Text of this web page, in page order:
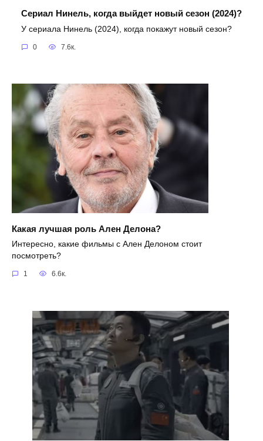
Сериал Нинель, когда выйдет новый сезон (2024)?
У сериала Нинель (2024), когда покажут новый сезон?
0 7.6к.
Какая лучшая роль Ален Делона?
Интересно, какие фильмы с Ален Делоном стоит
посмотреть?
1 6.6к.